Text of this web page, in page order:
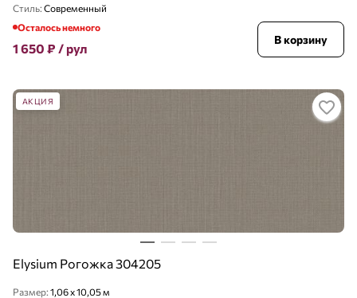
Стиль: Современный
Осталось немного
1 650 ₽ / рул
В корзину
АКЦИЯ
Elysium Рогожка 304205
Размер: 1,06 x 10,05 м